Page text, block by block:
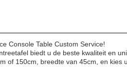
Console Table Custom Service!
biedt u de beste kwaliteit en
of 150cm, breedte van 45cm, en kies